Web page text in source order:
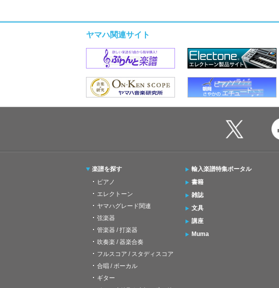
ヤマハ関連サイト
楽譜を探す
ピアノ
エレクトーン
ヤマハグレード関連
弦楽器
管楽器 / 打楽器
吹奏楽 / 器楽合奏
フルスコア / スタディスコア
合唱 / ボーカル
ギター
輸入楽譜特集ポータル
書籍
雑誌
文具
講座
Muma